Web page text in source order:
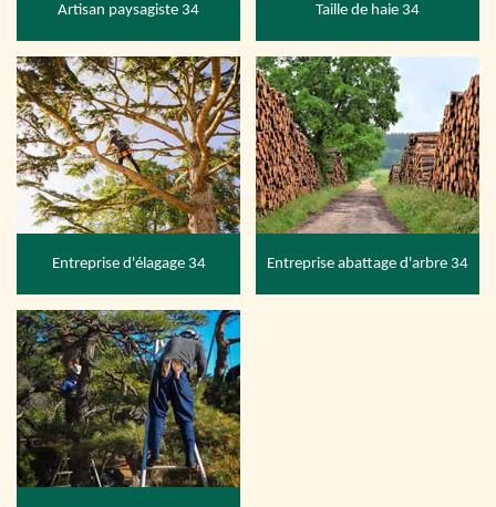
Artisan paysagiste 34 Taille de haie 34
Entreprise d'élagage 34 Entreprise abattage d'arbre 34